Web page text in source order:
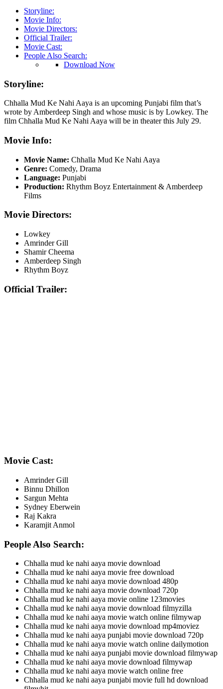
Storyline:
Movie Info:
Movie Directors:
Official Trailer:
Movie Cast:
People Also Search:
Download Now
Storyline:
Chhalla Mud Ke Nahi Aaya is an upcoming Punjabi film that’s
wrote by Amberdeep Singh and whose music is by Lowkey. The
film Chhalla Mud Ke Nahi Aaya will be in theater this July 29.
Movie Info:
Movie Name: Chhalla Mud Ke Nahi Aaya
Genre: Comedy, Drama
Language: Punjabi
Production: Rhythm Boyz Entertainment & Amberdeep
Films
Movie Directors:
Lowkey
Amrinder Gill
Shamir Cheema
Amberdeep Singh
Rhythm Boyz
Official Trailer:
Movie Cast:
Amrinder Gill
Binnu Dhillon
Sargun Mehta
Sydney Eberwein
Raj Kakra
Karamjit Anmol
People Also Search:
Chhalla mud ke nahi aaya movie download
Chhalla mud ke nahi aaya movie free download
Chhalla mud ke nahi aaya movie download 480p
Chhalla mud ke nahi aaya movie download 720p
Chhalla mud ke nahi aaya movie online 123movies
Chhalla mud ke nahi aaya movie download filmyzilla
Chhalla mud ke nahi aaya movie watch online filmywap
Chhalla mud ke nahi aaya movie download mp4moviez
Chhalla mud ke nahi aaya punjabi movie download 720p
Chhalla mud ke nahi aaya movie watch online dailymotion
Chhalla mud ke nahi aaya punjabi movie download filmywap
Chhalla mud ke nahi aaya movie download filmywap
Chhalla mud ke nahi aaya movie watch online free
Chhalla mud ke nahi aaya punjabi movie full hd download